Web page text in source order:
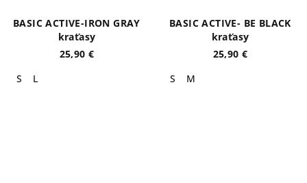
BASIC ACTIVE-IRON GRAY
kraťasy
25,90 €
S
L
BASIC ACTIVE- BE BLACK
kraťasy
25,90 €
S
M